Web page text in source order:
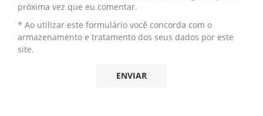
próxima vez que eu comentar.
* Ao utilizar este formulário você concorda com o
armazenamento e tratamento dos seus dados por este
site.